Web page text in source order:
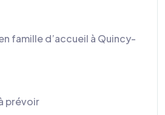
famille d’accueil à Quincy-
prévoir